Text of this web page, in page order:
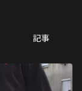
記事